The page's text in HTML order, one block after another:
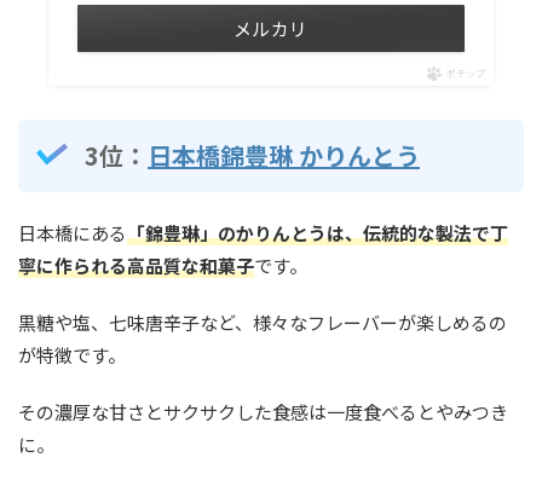
メルカリ
ポチップ
3位： 日本橋錦豊琳 かりんとう
日本橋にある「錦豊琳」のかりんとうは、伝統的な製法で丁
寧に作られる高品質な和菓子です。
黒糖や塩、七味唐辛子など、様々なフレーバーが楽しめるの
が特徴です。
その濃厚な甘さとサクサクした食感は一度食べるとやみつき
に。